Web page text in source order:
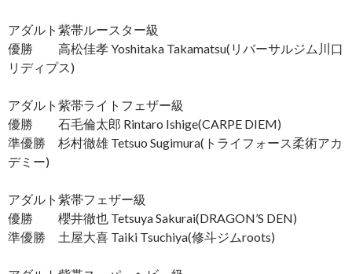
アダルト紫帯ルースター級
優勝 高松佳孝 Yoshitaka Takamatsu(リバーサルジム川口
リディプス)
アダルト紫帯ライトフェザー級
優勝 石毛倫太郎 Rintaro Ishige(CARPE DIEM)
準優勝 杉村徹雄 Tetsuo Sugimura(トライフォース柔術アカ
デミー)
アダルト紫帯フェザー級
優勝 櫻井徹也 Tetsuya Sakurai(DRAGON’S DEN)
準優勝 土屋大喜 Taiki Tsuchiya(修斗ジムroots)